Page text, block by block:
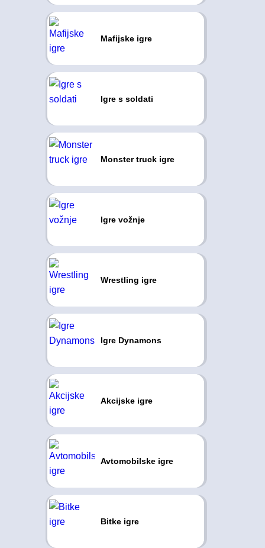
Mafijske igre
Igre s soldati
Monster truck igre
Igre vožnje
Wrestling igre
Igre Dynamons
Akcijske igre
Avtomobilske igre
Bitke igre